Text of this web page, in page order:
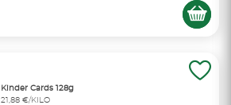
Kinder Cards 128g
21,88 €/KILO